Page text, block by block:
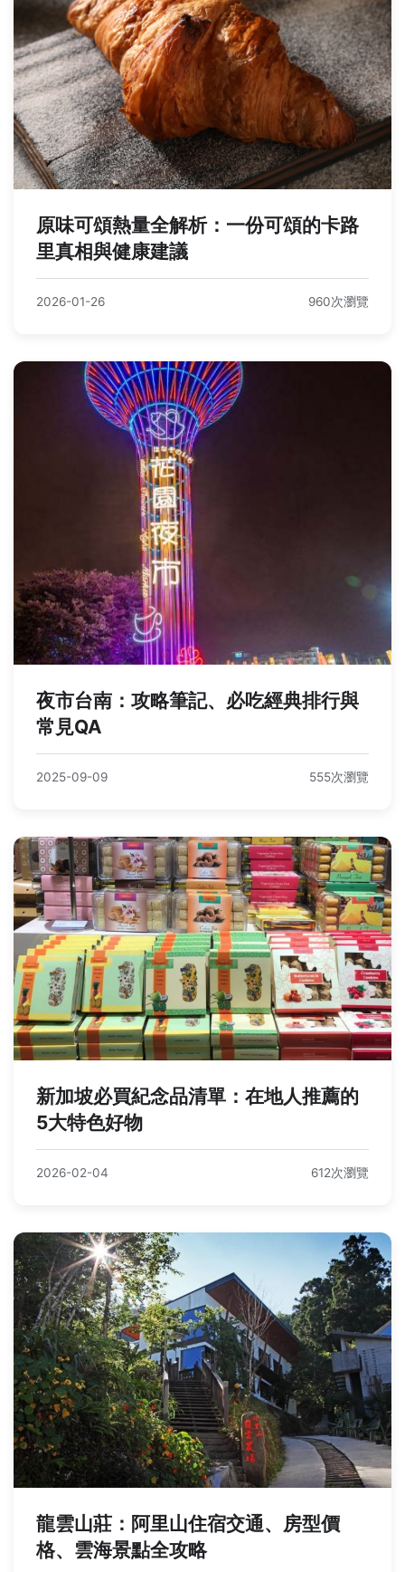
原味可頌熱量全解析：一份可頌的卡路
里真相與健康建議
2026-01-26 960次瀏覽
夜市台南：攻略筆記、必吃經典排行與
常見QA
2025-09-09 555次瀏覽
新加坡必買紀念品清單：在地人推薦的
5大特色好物
2026-02-04 612次瀏覽
龍雲山莊：阿里山住宿交通、房型價
格、雲海景點全攻略